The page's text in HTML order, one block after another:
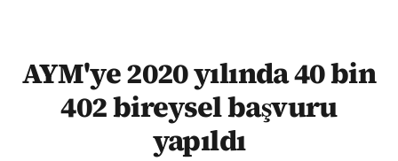
AYM'ye 2020 yılında 40 bin
402 bireysel başvuru
yapıldı